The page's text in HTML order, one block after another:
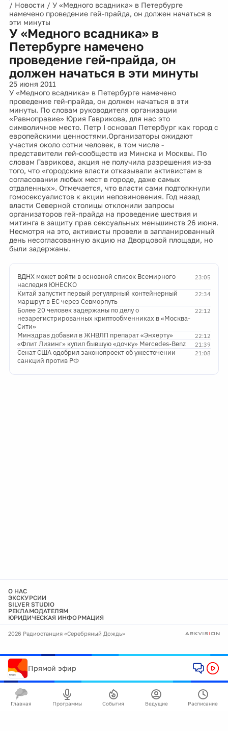
/ Новости / У «Медного всадника» в Петербурге
намечено проведение гей-прайда, он должен начаться в
эти минуты
У «Медного всадника» в
Петербурге намечено
проведение гей-прайда, он
должен начаться в эти минуты
25 июня 2011
У «Медного всадника» в Петербурге намечено
проведение гей-прайда, он должен начаться в эти
минуты. По словам руководителя организации
«Равноправие» Юрия Гаврикова, для нас это
символичное место. Петр I основал Петербург как город с
европейскими ценностями.Организаторы ожидают
участия около сотни человек, в том числе -
представители гей-сообществ из Минска и Москвы. По
словам Гаврикова, акция не получила разрешения из-за
того, что «городские власти отказывали активистам в
согласовании любых мест в городе, даже самых
отдаленных». Отмечается, что власти сами подтолкнули
гомосексуалистов к акции неповиновения. Год назад
власти Cеверной столицы отклонили запросы
организаторов гей-прайда на проведение шествия и
митинга в защиту прав сексуальных меньшинств 26 июня.
Несмотря на это, активисты провели в запланированный
день несогласованную акцию на Дворцовой площади, но
были задержаны.
23:05
ВДНХ может войти в основной список Всемирного
наследия ЮНЕСКО
22:34
Китай запустит первый регулярный контейнерный
маршрут в ЕС через Севморпуть
22:12
Более 20 человек задержаны по делу о
незарегистрированных криптообменниках в «Москва-
Сити»
22:12
Минздрав добавил в ЖНВЛП препарат «Энхерту»
21:39
«Флит Лизинг» купил бывшую «дочку» Mercedes-Benz
21:08
Сенат США одобрил законопроект об ужесточении
санкций против РФ
О НАС
ЭКСКУРСИИ
SILVER STUDIO
РЕКЛАМОДАТЕЛЯМ
ЮРИДИЧЕСКАЯ ИНФОРМАЦИЯ
2026 Радиостанция «Серебряный Дождь»
Прямой эфир
Главная Программы События Ведущие Расписание